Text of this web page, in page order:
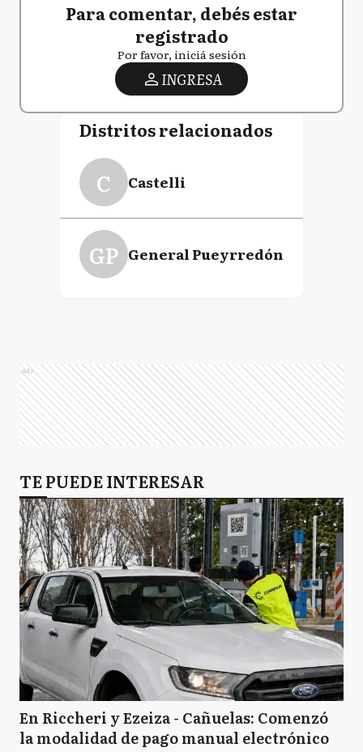
Para comentar, debés estar
registrado
Por favor, iniciá sesión
INGRESA
Distritos relacionados
C Castelli
GP General Pueyrredón
Ads
TE PUEDE INTERESAR
En Riccheri y Ezeiza - Cañuelas: Comenzó
la modalidad de pago manual electrónico